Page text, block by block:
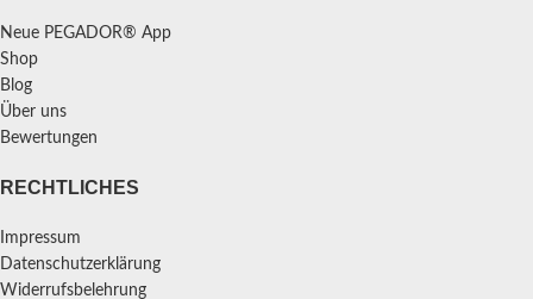
Neue PEGADOR® App
Shop
Blog
Über uns
Bewertungen
RECHTLICHES
Impressum
Datenschutzerklärung
Widerrufsbelehrung